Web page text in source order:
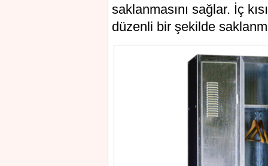
saklanmasını sağlar. İç
düzenli bir şekilde